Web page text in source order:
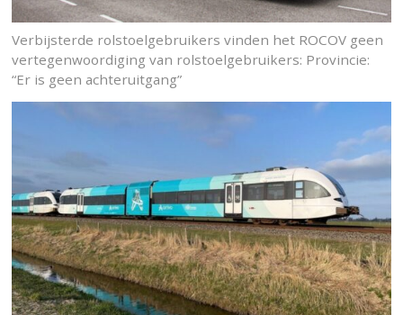
Verbijsterde rolstoelgebruikers vinden het ROCOV geen
vertegenwoordiging van rolstoelgebruikers: Provincie:
“Er is geen achteruitgang”